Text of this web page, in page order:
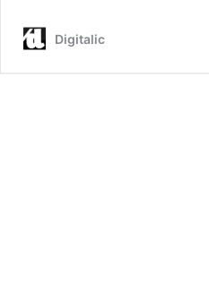
Digitalic